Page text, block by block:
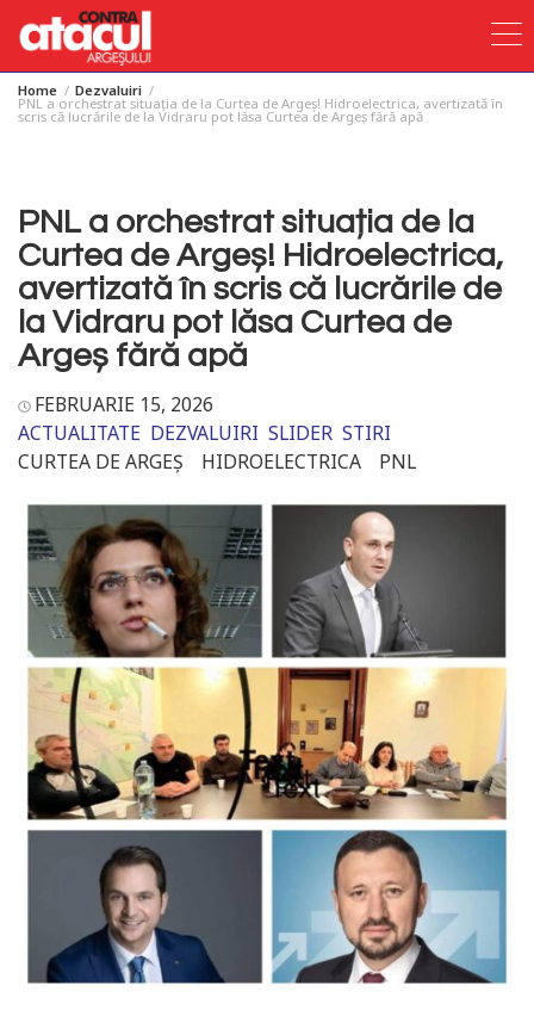
SkipHome Dezvaluiri
PNL a orchestrat situația de la Curtea de Argeș! Hidroelectrica, avertizată în
scris că lucrările de la Vidraru pot lăsa Curtea de Argeș fără apă
PNL a orchestrat situația de la
Curtea de Argeș! Hidroelectrica,
avertizată în scris că lucrările de
la Vidraru pot lăsa Curtea de
Argeș fără apă
FEBRUARIE 15, 2026
ACTUALITATE DEZVALUIRI SLIDER STIRI
CURTEA DE ARGEȘ
HIDROELECTRICA PNL